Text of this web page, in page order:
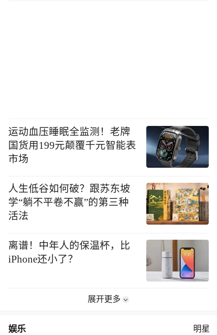
运动血压睡眠全监测！老牌
国货用199元颠覆千元智能表
市场
人生低谷如何破？跟苏东坡
学“躺不平卷不赢”的第三种
活法
离谱！中年人的保温杯，比
iPhone还小了？
展开更多
娱乐 明星